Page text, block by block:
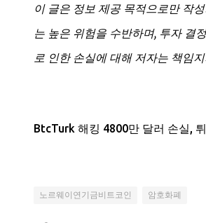
이 글은 정보 제공 목적으로만 작
는 높은 위험을 수반하며, 투자 결
로 인한 손실에 대해 저자는 책임
BtcTurk 해킹 4800만 달러 손실,
노르웨이연기금비트코인 암호화폐